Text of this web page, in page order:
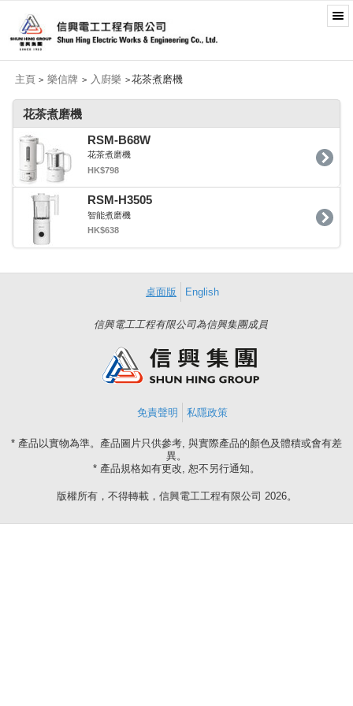
主頁 > 樂信牌 > 入廚樂 >花茶煮磨機
花茶煮磨機
RSM-B68W
花茶煮磨機
HK$798
RSM-H3505
智能煮磨機
HK$638
桌面版 English
信興電工工程有限公司為信興集團成員
免責聲明 私隱政策
* 產品以實物為準。產品圖片只供參考, 與實際產品的顏色及體積或會有差
異。
* 產品規格如有更改, 恕不另行通知。
版權所有，不得轉載，信興電工工程有限公司 2026。